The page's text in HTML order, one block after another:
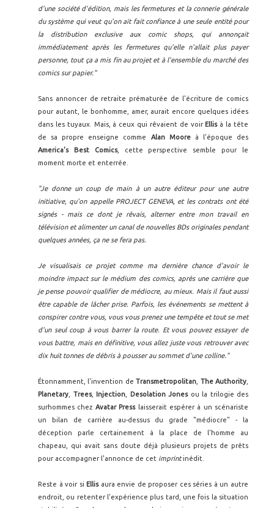
d'une société d'édition, mais les fermetures et la connerie générale
du système qui veut qu'on ait fait confiance à une seule entité pour
la distribution exclusive aux comic shops, qui annonçait
immédiatement après les fermetures qu'elle n'allait plus payer
personne, tout ça a mis fin au projet et à l'ensemble du marché des
comics sur papier."
Sans annoncer de retraite prématurée de l'écriture de comics
pour autant, le bonhomme, amer, aurait encore quelques idées
dans les tuyaux. Mais, à ceux qui rêvaient de voir Ellisà la tête
de sa propre enseigne comme Alan Mooreà l'époque des
America's Best Comics, cette perspective semble pour le
moment morte et enterrée.
"Je donne un coup de main à un autre éditeur pour une autre
initiative, qu'on appelle PROJECT GENEVA, et les contrats ont été
signés - mais ce dont je rêvais, alterner entre mon travail en
télévision et alimenter un canal de nouvelles BDs originales pendant
quelques années, ça ne se fera pas.
Je visualisais ce projet comme ma dernière chance d'avoir le
moindre impact sur le médium des comics, après une carrière que
je pense pouvoir qualifier de médiocre, au mieux. Mais il faut aussi
être capable de lâcher prise. Parfois, les événements se mettent à
conspirer contre vous, vous vous prenez une tempête et tout se met
d'un seul coup à vous barrer la route. Et vous pouvez essayer de
vous battre, mais en définitive, vous allez juste vous retrouver avec
dix huit tonnes de débris à pousser au sommet d'une colline."
Étonnamment, l'invention deTransmetropolitan The Authority
Planetary
Trees, Injection Desolation Jonesou la trilogie des
surhommes chez Avatar Presslaisserait espérer à un scénariste
un bilan de carrière au-dessus du grade "médiocre" - la
déception parle certainement à la place de l'homme au
chapeau, qui avait sans doute déjà plusieurs projets de prêts
pour accompagner l'annonce de cet imprintinédit.
Reste à voir si Ellisaura envie de proposer ces séries à un autre
endroit, ou retenter l'expérience plus tard, une fois la situation